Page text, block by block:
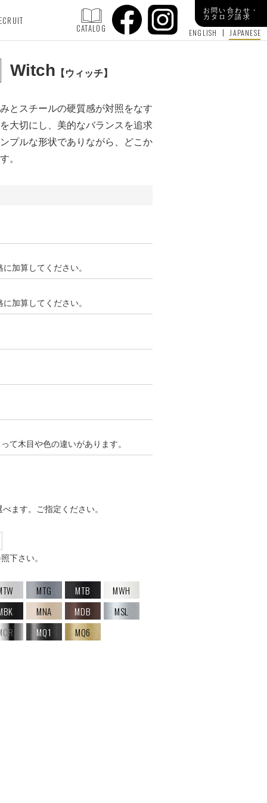
CATALOG ENGLISH JAPANESE
お問い合わせ・
カタログ請求
MTB・N
Witch ウィッチ
とスチールの硬質感が対照をなす
大切にし、美的なバランスを追求
プルな形状でありながら、どこか
。
加算してください。
加算してください。
て木目や色の違いがあります。
ます。ご指定ください。
下さい。
MTG MTB
MWH
MNA MDB
MSL
MQ1 MQ6